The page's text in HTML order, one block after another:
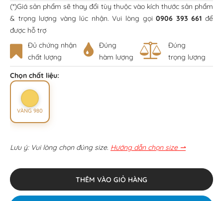
(*)Giá sản phẩm sẽ thay đổi tùy thuộc vào kích thước sản phẩm
& trọng lượng vàng lúc nhận. Vui lòng gọi0906 393 661 để
được hỗ trợ
Đủ chứng nhận
chất lượng
Đúng
hàm lượng
Đúng
trọng lượng
Chọn chất liệu:
VÀNG 980
Lưu ý: Vui lòng chọn đúng size. Hướng dẫn chọn size ⇀
THÊM VÀO GIỎ HÀNG